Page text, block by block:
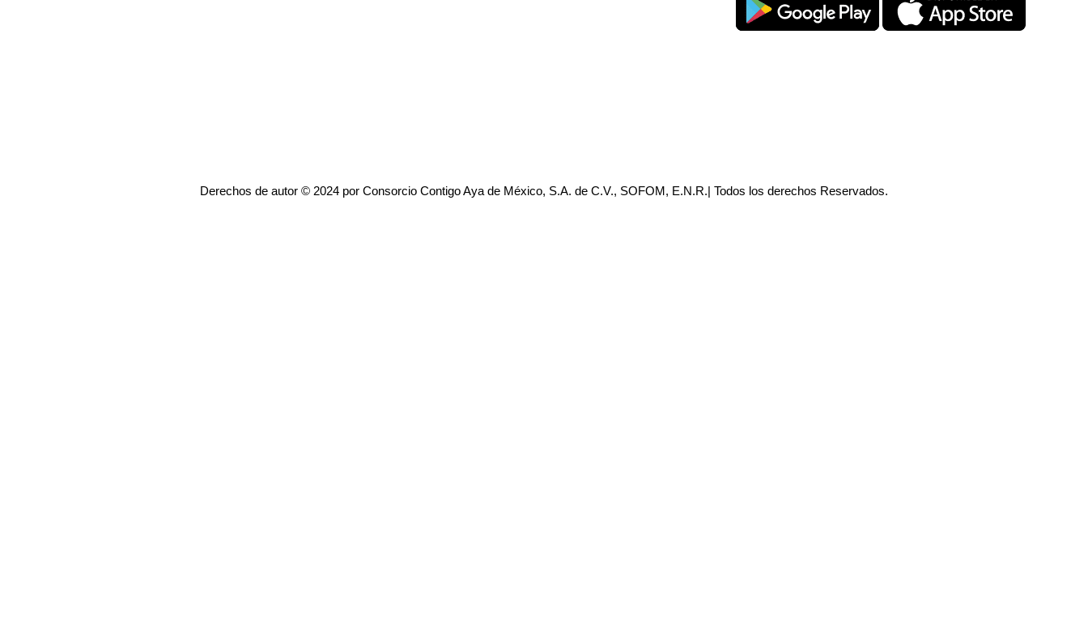
Derechos de autor © 2024 por Consorcio Contigo Aya de México, S.A. de C.V., SOFOM, E.N.R.| Todos los derechos Reservados.